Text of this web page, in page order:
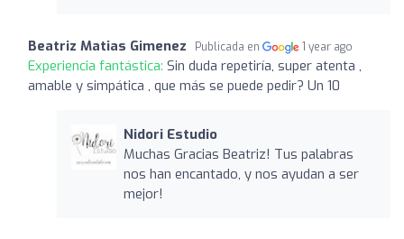
Beatriz Matias Gimenez Publicada en 1 year ago
Experiencia fantástica: Sin duda repetiría, super atenta ,
amable y simpática , que más se puede pedir? Un 10
Nidori Estudio
Muchas Gracias Beatriz! Tus palabras
nos han encantado, y nos ayudan a ser
mejor!